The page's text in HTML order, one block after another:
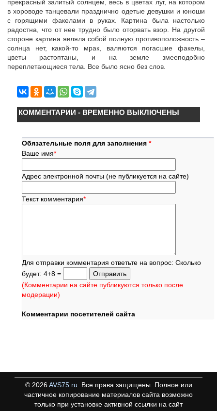
прекрасный залитый солнцем, весь в цветах луг, на котором
в хороводе танцевали празднично одетые девушки и юноши
с горящими факелами в руках. Картина была настолько
радостна, что от нее трудно было оторвать взор. На другой
стороне картина являла собой полную противоположность –
солнца нет, какой-то мрак, валяются погасшие факелы,
цветы растоптаны, и на земле змееподобно
переплетающиеся тела. Все было ясно без слов.
КОММЕНТАРИИ - ВРЕМЕННО ВЫКЛЮЧЕНЫ
Обязательные поля для заполнения *
Ваше имя*
Адрес электронной почты (не публикуется на сайте)
Текст комментария*
Для отправки комментария ответьте на вопрос: Сколько
будет: 4+8 =
(Комментарии на сайте публикуются только после
модерации)
Комментарии посетителей сайта
© 2026 AVS75.ru . Все права защищены. Полное или
частичное копирование материалов сайта возможно
только при установке активной ссылки на сайт